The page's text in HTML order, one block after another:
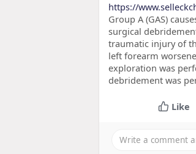
https://
Group A (GAS)
surgical
traumatic injury of
left forearm
exploration was
debridement was
Like